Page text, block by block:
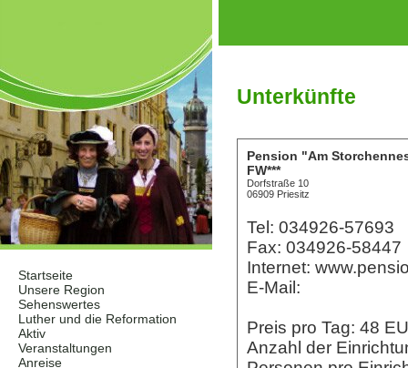
Startseite
Unsere Region
Sehenswertes
Luther und die Reformation
Aktiv
Veranstaltungen
Anreise
Unterkünfte
Pension "Am
FW***
Dorfstraße 10
06909 Priesitz
Tel: 034926-57693
Fax: 034926-58447
Internet:
E-Mail:
Preis pro Tag: 48
Anzahl der